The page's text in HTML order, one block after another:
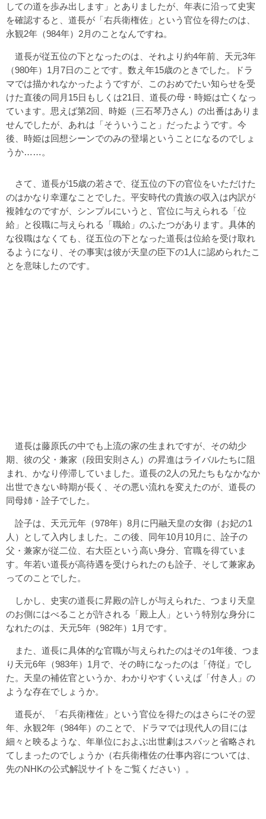
しての道を歩み出します」とありましたが、年表に沿って史実
を確認すると、道長が「右兵衛権佐」という官位を得たのは、
永観2年（984年）2月のことなんですね。
道長が従五位の下となったのは、それより約4年前、天元3年
（980年）1月7日のことです。数え年15歳のときでした。ドラ
マでは描かれなかったようですが、このおめでたい知らせを受
けた直後の同月15日もしくは21日、道長の母・時姫は亡くなっ
ています。思えば第2回、時姫（三石琴乃さん）の出番はありま
せんでしたが、あれは「そういうこと」だったようです。今
後、時姫は回想シーンでのみの登場ということになるのでしょ
うか……。
さて、道長が15歳の若さで、従五位の下の官位をいただけた
のはかなり幸運なことでした。平安時代の貴族の収入は内訳が
複雑なのですが、シンプルにいうと、官位に与えられる「位
給」と役職に与えられる「職給」のふたつがあります。具体的
な役職はなくても、従五位の下となった道長は位給を受け取れ
るようになり、その事実は彼が天皇の臣下の1人に認められたこ
とを意味したのです。
道長は藤原氏の中でも上流の家の生まれですが、その幼少
期、彼の父・兼家（段田安則さん）の昇進はライバルたちに阻
まれ、かなり停滞していました。道長の2人の兄たちもなかなか
出世できない時期が長く、その悪い流れを変えたのが、道長の
同母姉・詮子でした。
詮子は、天元元年（978年）8月に円融天皇の女御（お妃の1
人）として入内しました。この後、同年10月10月に、詮子の
父・兼家が従二位、右大臣という高い身分、官職を得ていま
す。年若い道長が高待遇を受けられたのも詮子、そして兼家あ
ってのことでした。
しかし、史実の道長に昇殿の許しが与えられた、つまり天皇
のお側にはべることが許される「殿上人」という特別な身分に
なれたのは、天元5年（982年）1月です。
また、道長に具体的な官職が与えられたのはその1年後、つま
り天元6年（983年）1月で、その時になったのは「侍従」でし
た。天皇の補佐官というか、わかりやすくいえば「付き人」の
ような存在でしょうか。
道長が、「右兵衛権佐」という官位を得たのはさらにその翌
年、永観2年（984年）のことで、ドラマでは現代人の目には
細々と映るような、年単位におよぶ出世劇はスパッと省略され
てしまったのでしょうか（右兵衛権佐の仕事内容については、
先のNHKの公式解説サイトをご覧ください）。